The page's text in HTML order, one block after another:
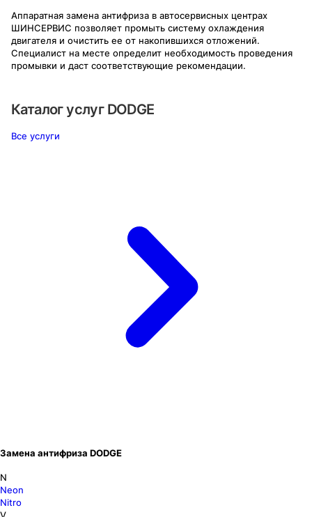
Аппаратная замена антифриза в автосервисных центрах
ШИНСЕРВИС позволяет промыть систему охлаждения
двигателя и очистить ее от накопившихся отложений.
Специалист на месте определит необходимость проведения
промывки и даст соответствующие рекомендации.
Каталог услуг DODGE
Все услуги
Замена антифриза DODGE
N
Neon
Nitro